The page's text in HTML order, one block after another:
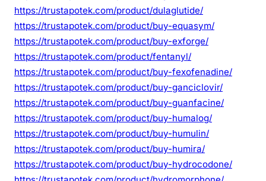
https://trustapotek.com/product/dulaglutide/
https://trustapotek.com/product/buy-equasym/
https://trustapotek.com/product/buy-exforge/
https://trustapotek.com/product/fentanyl/
https://trustapotek.com/product/buy-fexofenadine/
https://trustapotek.com/product/buy-ganciclovir/
https://trustapotek.com/product/buy-guanfacine/
https://trustapotek.com/product/buy-humalog/
https://trustapotek.com/product/buy-humulin/
https://trustapotek.com/product/buy-humira/
https://trustapotek.com/product/buy-hydrocodone/